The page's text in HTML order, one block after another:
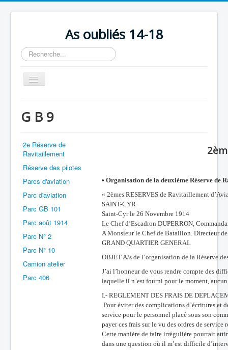
As oubliés 14-18
Rechercher
Basculer
la
Chronologie
Organisation
Avions
Personnels
Formation
Doctrines
Les As
Cahiers des As
G B 9
2e Réserve de
Ravitaillement
Réserve des pilotes
Parcs d'aviation
Parc d'aviation
Parc GB 101
Parc août 1914
Parc N° 2
Parc N° 10
Camion atelier
Parc 406
• Organisation de la deuxième Réserve de
« 2èmes RESERVES de Ravitaillement
SAINT-CYR
Saint-Cyr le 26 Novembre 1914
Le Chef d’Escadron DUPERRON,
A Monsieur le Chef de Bataillon. Directeur
GRAND QUARTIER GENERAL
OBJET A/s de l’organisation de la Réserve
J’ai l’honneur de vous rendre compte des
laquelle il n’est fourni pour le moment,
I.- REGLEMENT DES FRAIS DE
Pour éviter des complications d’écritures et
service pour le personnel placé sous son
payer ces frais sur le vu des ordres de
Cette manière de faire irrégulière pourrait
dans une question où il m’est difficile